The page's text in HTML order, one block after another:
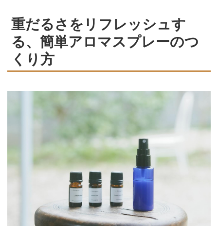
重だるさをリフレッシュす
る、簡単アロマスプレーのつ
くり方